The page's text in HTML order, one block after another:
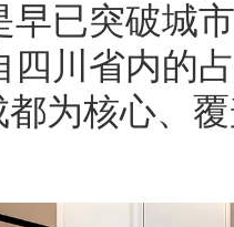
早已突破城
四川省内的
都为核心、